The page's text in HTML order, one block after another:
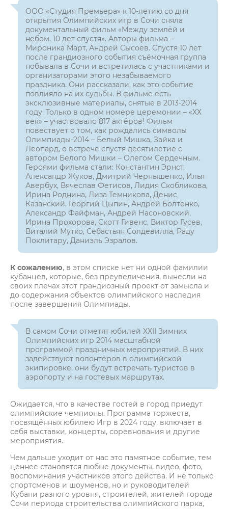
ООО «Студия Премьера» к 10-летию со дня
открытия Олимпийских игр в Сочи сняла
документальный фильм «Между землёй и
небом. 10 лет спустя». Авторы фильма –
Мироника Март, Андрей Сысоев. Спустя 10 лет
после грандиозного события съёмочная группа
побывала в Сочи и встретилась с участниками и
организаторами этого незабываемого
праздника. Они рассказали, как это событие
повлияло на их судьбы. В фильме есть
эксклюзивные материалы, снятые в 2013-2014
году. Только в одном номере церемонии – «ХХ
век» – участвовало 817 актёров! Фильм
повествует о том, как рождались символы
Олимпиады-2014 – Белый Мишка, Зайка и
Леопард, о встрече спустя десятилетие с
автором Белого Мишки – Олегом Сердечным.
Героями фильма стали: Константин Эрнст,
Александр Жуков, Дмитрий Чернышенко, Илья
Авербух, Вячеслав Фетисов, Лидия Скобликова,
Ирина Роднина, Лиза Темникова, Денис
Казанский, Георгий Цыпин, Андрей Болтенко,
Александр Файфман, Андрей Насоновский,
Ирина Прохорова, Скотт Гивенс, Виктор Гусев,
Виталий Мутко, Себастьян Солдевилла, Раду
Поклитару, Даниэль Эзралов.
К сожалению, в этом списке нет ни одной фамилии
кубанцев, которые, без преувеличения, вынесли на
своих плечах этот грандиозный проект от замысла и
до содержания объектов олимпийского наследия
после завершения Олимпиады.
В самом Сочи отметят юбилей XXII Зимних
Олимпийских игр 2014 масштабной
программой праздничных мероприятий. В них
задействуют волонтёров в олимпийской
экипировке, они будут встречать туристов в
аэропорту и на гостевых маршрутах.
Ожидается, что в качестве гостей в город приедут
олимпийские чемпионы. Программа торжеств,
посвящённых юбилею Игр в 2024 году, включает в
себя выставки, концерты, соревнования и другие
мероприятия.
Чем дальше уходит от нас это памятное событие, тем
ценнее становятся любые документы, видео, фото,
воспоминания участников этого действа. И не только
спортсменов и шоуменов, но и руководителей
Кубани разного уровня, строителей, жителей города
Сочи периода строительства олимпийского парка,